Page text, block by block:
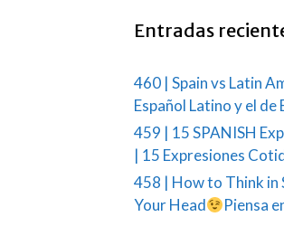
Entradas
460 | Spain vs Latin
Español Latino y el de
459 | 15 SPANISH
| 15 Expresiones
458 | How to Think in
Your Head
Piensa